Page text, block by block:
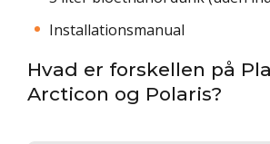
Installationsmanual
Hvad er forskellen på
Arcticon og Polaris?